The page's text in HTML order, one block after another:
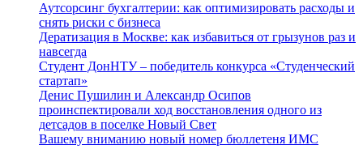
Аутсорсинг бухгалтерии: как оптимизировать расходы и
снять риски с бизнеса
Дератизация в Москве: как избавиться от грызунов раз и
навсегда
Студент ДонНТУ – победитель конкурса «Студенческий
стартап»
Денис Пушилин и Александр Осипов
проинспектировали ход восстановления одного из
детсадов в поселке Новый Свет
Вашему вниманию новый номер бюллетеня ИМС